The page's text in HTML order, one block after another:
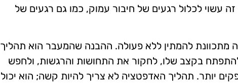
עשוי לכלול רגעים של חיבור עמוק, כמו גם רגעים של
מתכוונת להמתין ללא פעולה. ההבנה שהמעבר הוא תהליך
בקצב שלו, לחקור את התחושות והרגשות, ולחפש
יותר. תהליך האדפטציה לא צריך להיות קשה; הוא יכול